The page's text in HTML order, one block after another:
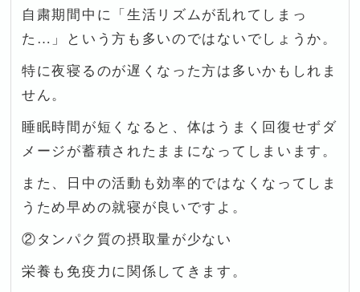
自粛期間中に「生活リズムが乱れてしまっ
た…」という方も多いのではないでしょうか。
特に夜寝るのが遅くなった方は多いかもしれま
せん。
睡眠時間が短くなると、体はうまく回復せずダ
メージが蓄積されたままになってしまいます。
また、日中の活動も効率的ではなくなってしま
うため早めの就寝が良いですよ。
②タンパク質の摂取量が少ない
栄養も免疫力に関係してきます。